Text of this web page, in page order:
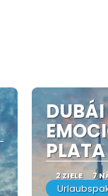
DUBÁI
PLATA
2 ZIELE 7